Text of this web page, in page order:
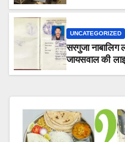
UNCATEGORIZED
सरगुजा
जायसवाल की